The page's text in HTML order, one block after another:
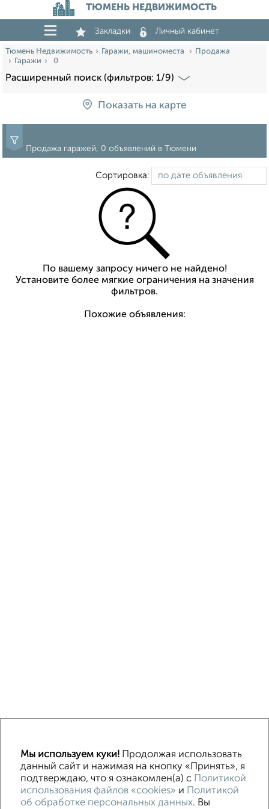
ТЮМЕНЬ НЕДВИЖИМОСТЬ
Закладки Личный кабинет
Тюмень Недвижимость Гаражи, машиноместа
Продажа
Гаражи
0
Расширенный поиск (фильтров: 1/9)
Показать на карте
Продажа гаражей, 0 объявлений в Тюмени
Сортировка:
По вашему запросу ничего не найдено!
Установите более мягкие ограничения на значения
фильтров.
Похожие объявления:
Машиноместа в паркинге Без посредников
Контакты
Политика конфиденциальности
Мы используем куки! Продолжая использовать
данный сайт и нажимая на кнопку «Принять», я
подтверждаю, что я ознакомлен(а) с Политикой
использования файлов «cookies» и Политикой
об обработке персональных данных. Вы